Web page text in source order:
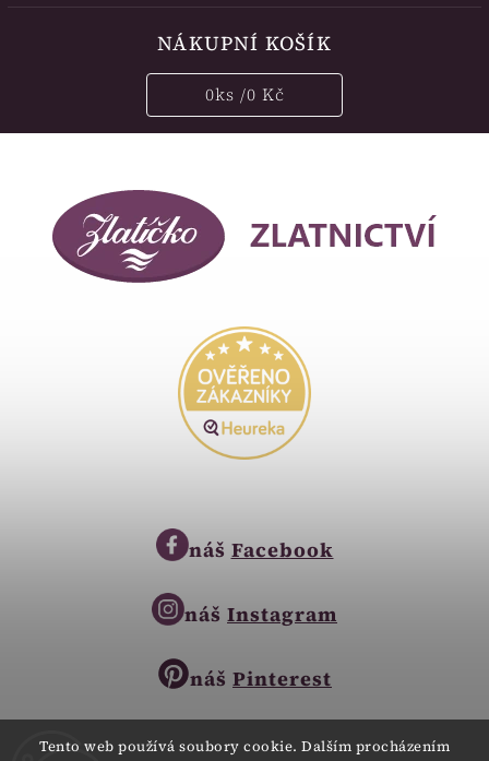
Tento web používá soubory cookie. Dalším procházením
NÁKUPNÍ KOŠÍK
0ks /0 Kč
náš Facebook
náš Instagram
náš Pinterest